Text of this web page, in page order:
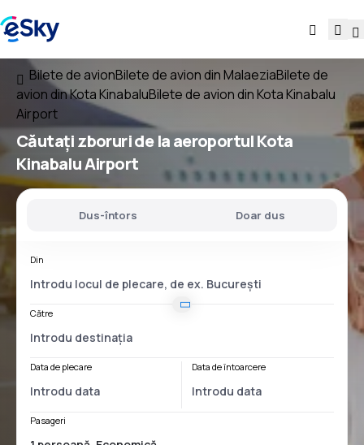
Bilete de avionBilete de avion din MalaeziaBilete de
avion din Kota KinabaluBilete de avion din Kota Kinabalu
Airport
Căutațizboruride laaeroportulKota
Kinabalu Airport
Dus-întors Doar dus
Din
Către
Data de plecare Data de întoarcere
Pasageri